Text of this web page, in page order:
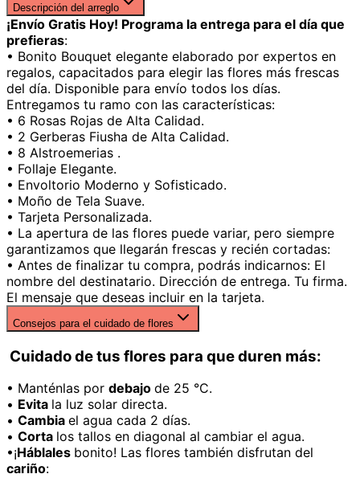
Descripción del arreglo
¡Envío Gratis Hoy! Programa la entrega para el día que
prefieras:
• Bonito Bouquet elegante elaborado por expertos en
regalos, capacitados para elegir las flores más frescas
del día. Disponible para envío todos los días.
Entregamos tu ramo con las características:
• 6 Rosas Rojas de Alta Calidad.
• 2 Gerberas Fiusha de Alta Calidad.
• 8 Alstroemerias .
• Follaje Elegante.
• Envoltorio Moderno y Sofisticado.
• Moño de Tela Suave.
• Tarjeta Personalizada.
• La apertura de las flores puede variar, pero siempre
garantizamos que llegarán frescas y recién cortadas:
• Antes de finalizar tu compra, podrás indicarnos: El
nombre del destinatario. Dirección de entrega. Tu firma.
El mensaje que deseas incluir en la tarjeta.
Consejos para el cuidado de flores
Cuidado de tus flores para que duren más:
• Manténlas por debajo de 25 °C.
• Evita la luz solar directa.
• Cambia el agua cada 2 días.
• Corta los tallos en diagonal al cambiar el agua.
•¡Háblales bonito! Las flores también disfrutan del
cariño: